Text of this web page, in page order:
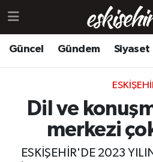
Güncel Gündem Siyaset
Dil ve
merkezi
ESKİŞEHİR'DE 2023